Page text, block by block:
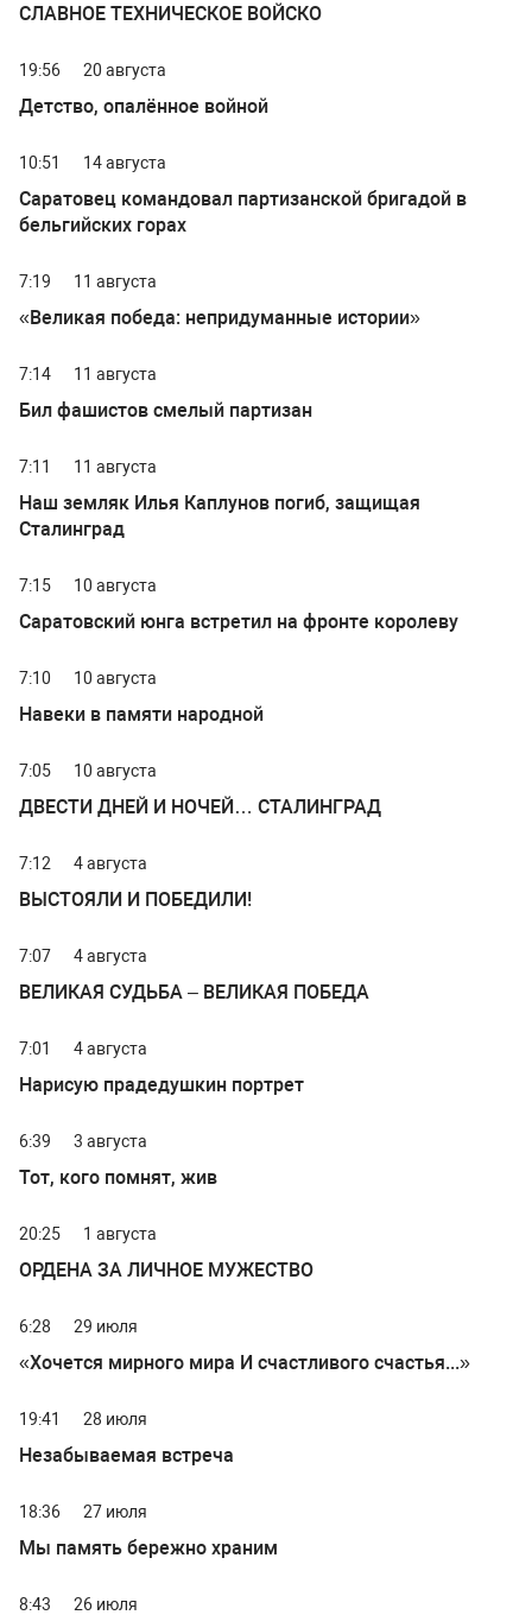
СЛАВНОЕ ТЕХНИЧЕСКОЕ ВОЙСКО
19:56 20 августа
Детство, опалённое войной
10:51 14 августа
Саратовец командовал партизанской бригадой в
бельгийских горах
7:19 11 августа
«Великая победа: непридуманные истории»
7:14 11 августа
Бил фашистов смелый партизан
7:11 11 августа
Наш земляк Илья Каплунов погиб, защищая
Сталинград
7:15 10 августа
Саратовский юнга встретил на фронте королеву
7:10 10 августа
Навеки в памяти народной
7:05 10 августа
ДВЕСТИ ДНЕЙ И НОЧЕЙ… СТАЛИНГРАД
7:12 4 августа
ВЫСТОЯЛИ И ПОБЕДИЛИ!
7:07 4 августа
ВЕЛИКАЯ СУДЬБА – ВЕЛИКАЯ ПОБЕДА
7:01 4 августа
Нарисую прадедушкин портрет
6:39 3 августа
Тот, кого помнят, жив
20:25 1 августа
ОРДЕНА ЗА ЛИЧНОЕ МУЖЕСТВО
6:28 29 июля
«Хочется мирного мира И счастливого счастья...»
19:41 28 июля
Незабываемая встреча
18:36 27 июля
Мы память бережно храним
8:43 26 июля